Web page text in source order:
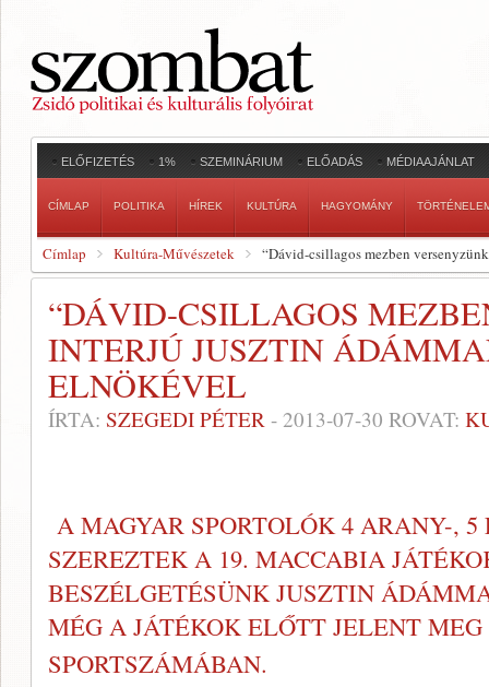
ELŐFIZETÉS 1% SZEMINÁRIUM ELŐADÁS MÉDIAAJÁNLAT
CÍMLAP POLITIKA HÍREK KULTÚRA HAGYOMÁNY
Címlap Kultúra-Művészetek “Dávid-csillagos mezben
“DÁVID-CSILLAGOS
INTERJÚ JUSZTIN
ELNÖKÉVEL
ÍRTA: SZEGEDI PÉTER - 2013-07-30 ROVAT:
A MAGYAR SPORTOLÓK 4 ARANY-, 5
SZEREZTEKA 19. MACCABIA
BESZÉLGETÉSÜNK JUSZTIN
MÉG A JÁTÉKOK ELŐTT JELENT
SPORTSZÁMÁBAN.